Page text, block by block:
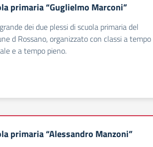
primaria “Guglielmo Marconi”
dei due plessi di scuola primaria del
d Rossano, organizzato con classi a tempo
e a tempo pieno.
primaria “Alessandro Manzoni”